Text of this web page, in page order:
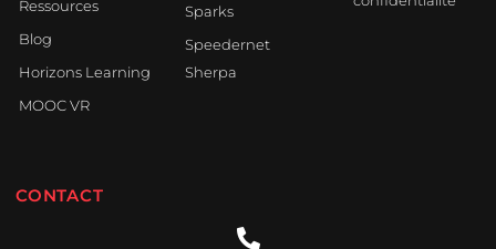
Ressources
Blog
Horizons Learning
MOOC VR
Sparks
Speedernet
Sherpa
CONTACT